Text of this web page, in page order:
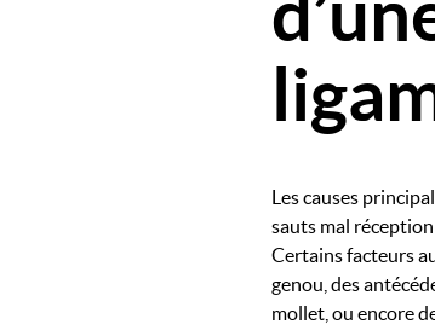
Les causes
sauts mal
Certains facteurs
genou, des
mollet, ou encore